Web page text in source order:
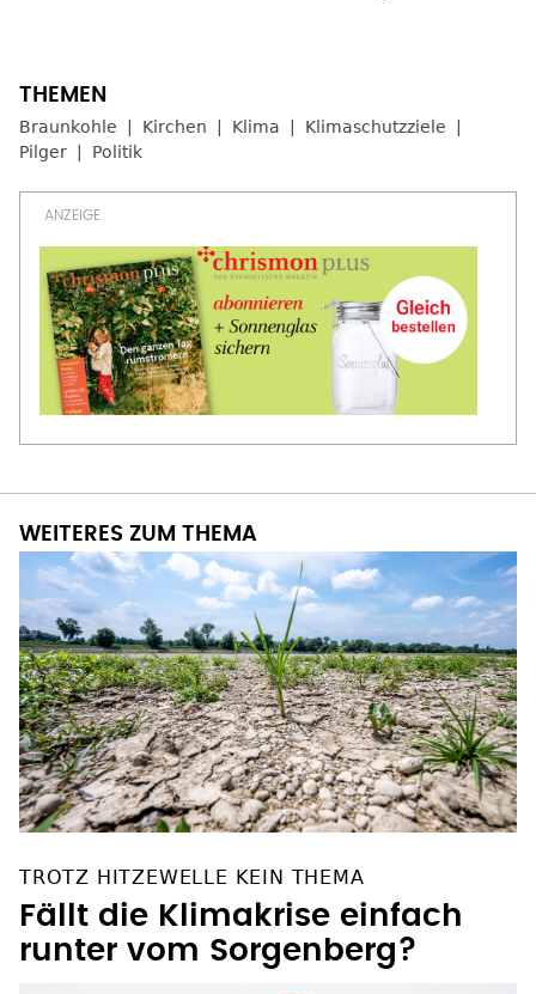
Braunkohle Kirchen Klima
Klimaschutzziele
Pilger
Politik
WEITERES ZUM THEMA
TROTZ HITZEWELLE KEIN THEMA
Fällt die Klimakrise einfach
runter vom Sorgenberg?